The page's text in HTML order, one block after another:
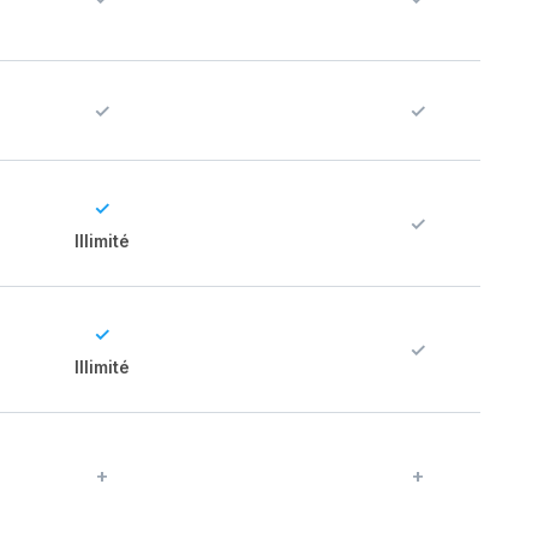
✓ ✓
✓
Illimité
✓
✓
Illimité
✓
+ +